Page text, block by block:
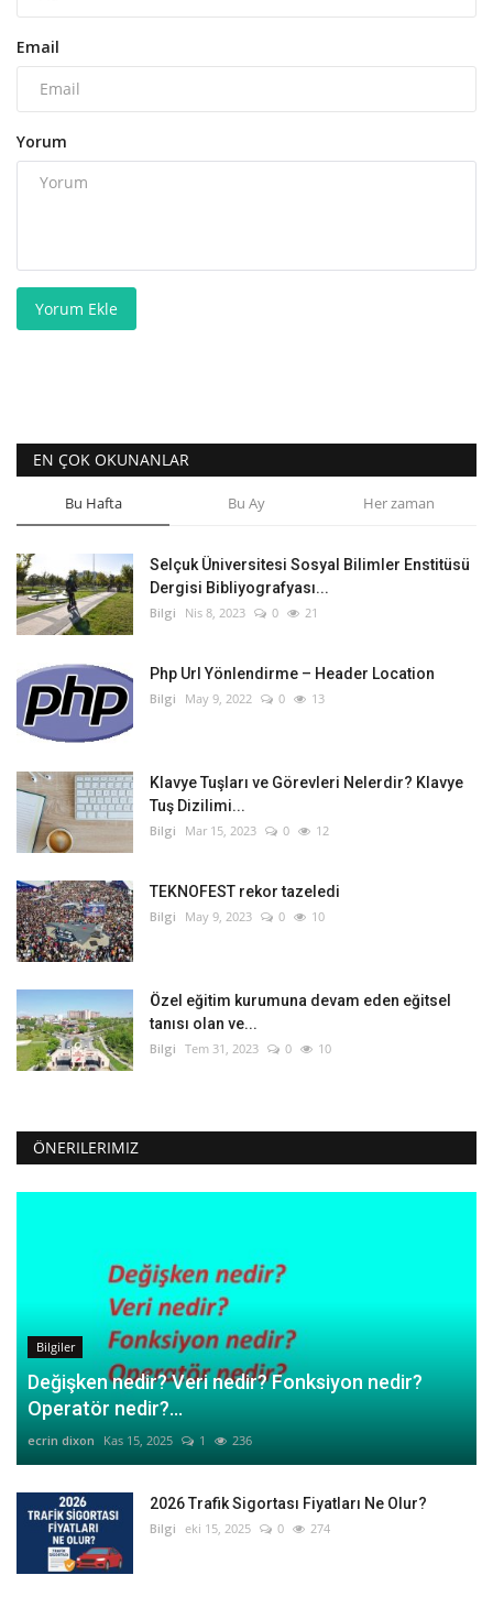
Email
Yorum
Yorum Ekle
EN ÇOK OKUNANLAR
Bu Hafta Bu Ay Her zaman
Selçuk Üniversitesi Sosyal Bilimler Enstitüsü
Dergisi Bibliyografyası...
Bilgi Nis 8, 2023 0 21
Php Url Yönlendirme – Header Location
Bilgi May 9, 2022 0 13
Klavye Tuşları ve Görevleri Nelerdir? Klavye
Tuş Dizilimi...
Bilgi Mar 15, 2023 0 12
TEKNOFEST rekor tazeledi
Bilgi May 9, 2023 0 10
Özel eğitim kurumuna devam eden eğitsel
tanısı olan ve...
Bilgi Tem 31, 2023 0 10
ÖNERILERIMIZ
Bilgiler
Değişken nedir? Veri nedir? Fonksiyon nedir?
Operatör nedir?...
ecrin dixon Kas 15, 2025 1 236
2026 Trafik Sigortası Fiyatları Ne Olur?
Bilgi eki 15, 2025 0 274